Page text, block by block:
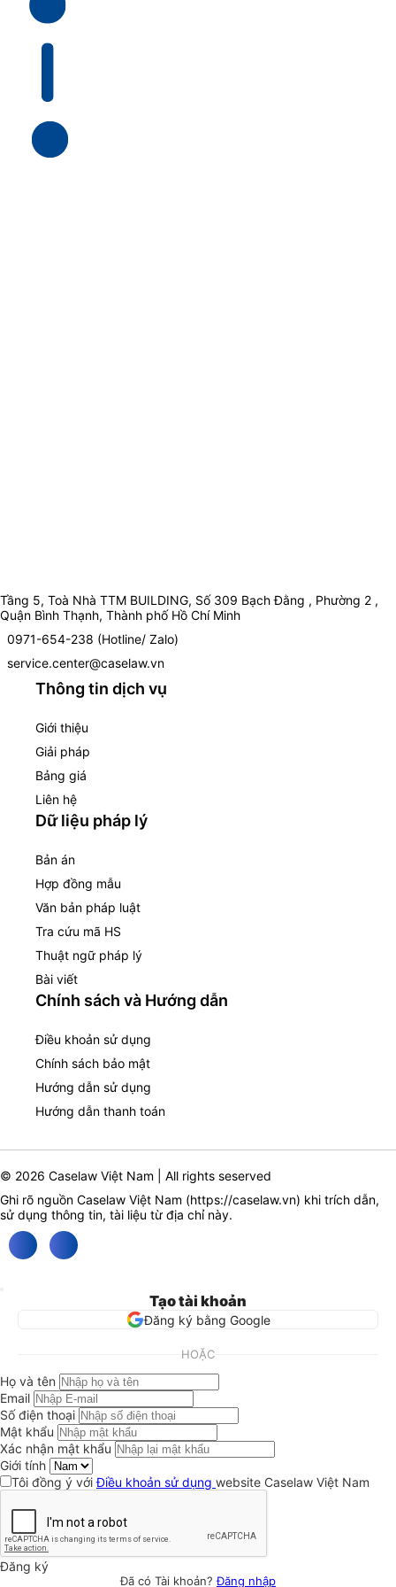
Tầng 5, Toà Nhà TTM BUILDING, Số 309 Bạch Đằng , Phường 2 ,
Quận Bình Thạnh, Thành phố Hồ Chí Minh
0971-654-238 (Hotline/ Zalo)
service.center@caselaw.vn
Thông tin dịch vụ
Giới thiệu
Giải pháp
Bảng giá
Liên hệ
Dữ liệu pháp lý
Bản án
Hợp đồng mẫu
Văn bản pháp luật
Tra cứu mã HS
Thuật ngữ pháp lý
Bài viết
Chính sách và Hướng dẫn
Điều khoản sử dụng
Chính sách bảo mật
Hướng dẫn sử dụng
Hướng dẫn thanh toán
© 2026 Caselaw Việt Nam | All rights seserved
Ghi rõ nguồn Caselaw Việt Nam (https://caselaw.vn) khi trích dẫn,
sử dụng thông tin, tài liệu từ địa chỉ này.
Tạo tài khoản
Đăng ký bằng Google
HOẶC
Họ và tên
Email
Số điện thoại
Mật khẩu
Xác nhận mật khẩu
Giới tính
Tôi đồng ý vớiĐiều khoản sử dụng website Caselaw Việt Nam
Đăng ký
Đã có Tài khoản?Đăng nhập